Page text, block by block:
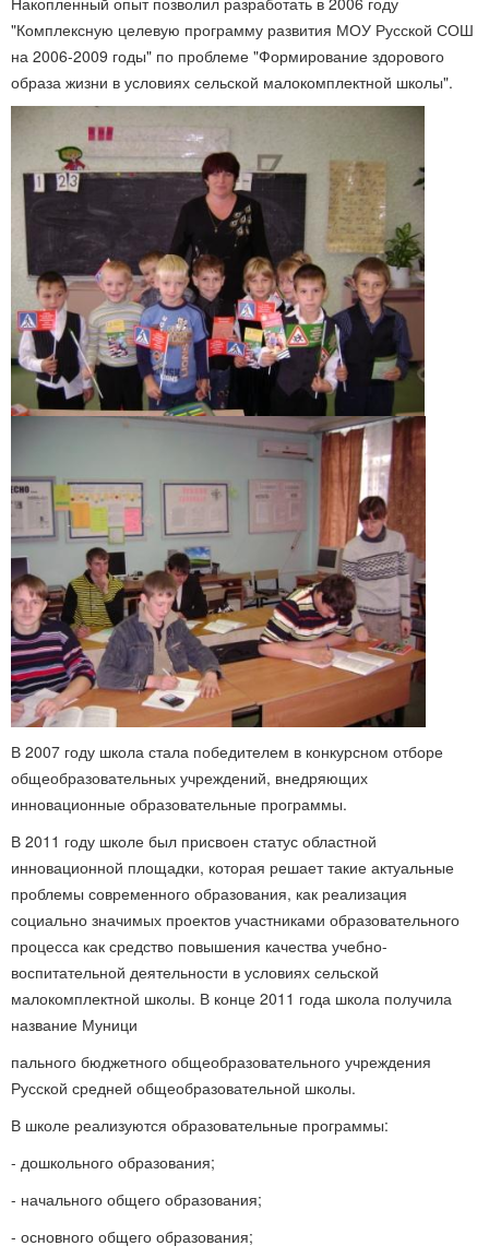
"Комплексную целевую программу развития МОУ Русской СОШ
на 2006-2009 годы" по проблеме "Формирование здорового
образа жизни в условиях сельской малокомплектной школы".
В 2007 году школа стала победителем в конкурсном отборе
общеобразовательных учреждений, внедряющих
инновационные образовательные программы.
В 2011 году школе был присвоен статус областной
инновационной площадки, которая решает такие актуальные
проблемы современного образования, как реализация
социально значимых проектов участниками образовательного
процесса как средство повышения качества учебно-
воспитательной деятельности в условиях сельской
малокомплектной школы. В конце 2011 года школа получила
название Муници
пального бюджетного общеобразовательного учреждения
Русской средней общеобразовательной школы.
В школе реализуются образовательные программы:
- дошкольного образования;
- начального общего образования;
- основного общего образования;